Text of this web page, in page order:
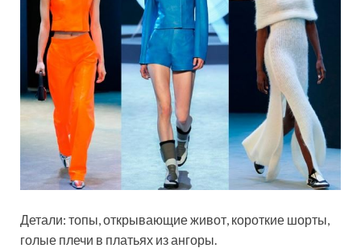
Детали: топы, открывающие живот, короткие шорты,
голые плечи в платьях из ангоры.